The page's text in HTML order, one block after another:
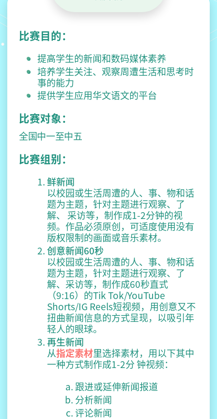
比赛目的：
提高学生的新闻和数码媒体素养
培养学生关注、观察周遭生活和思考时
事的能力
提供学生应用华文语文的平台
比赛对象：
全国中一至中五
比赛组别：
鲜新闻
以校园或生活周遭的人、事、物和话
题为主题，针对主题进行观察、了
解、 采访等，制作成1-2分钟的视
频。作品必须原创，可适度使用没有
版权限制的画面或音乐素材。
创意新闻60秒
以校园或生活周遭的人、事、物和话
题为主题，针对主题进行观察、了
解、采访等，制作成60秒直式
（9:16）的Tik Tok/YouTube
Shorts/IG Reels短视频，用创意又不
扭曲新闻信息的方式呈现，以吸引年
轻人的眼球。
再生新闻
从指定素材里选择素材，用以下其中
一种方式制作成1-2分 钟视频：
跟进或延伸新闻报道
分析新闻
评论新闻